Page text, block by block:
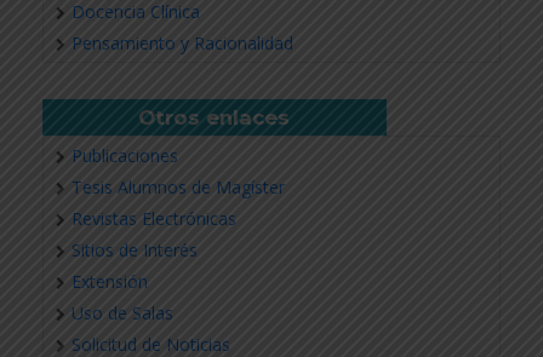
Docencia Clínica
Pensamiento y Racionalidad
Otros enlaces
Publicaciones
Tesis Alumnos de Magíster
Revistas Electrónicas
Sitios de Interés
Extensión
Uso de Salas
Solicitud de Noticias